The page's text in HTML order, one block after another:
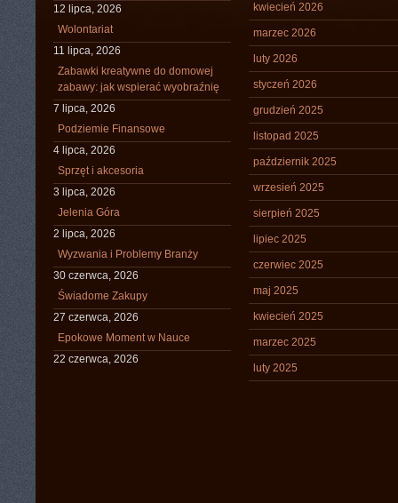
12 lipca, 2026
Wolontariat
11 lipca, 2026
Zabawki kreatywne do domowej
zabawy: jak wspierać wyobraźnię
7 lipca, 2026
Podziemie Finansowe
4 lipca, 2026
Sprzęt i akcesoria
3 lipca, 2026
Jelenia Góra
2 lipca, 2026
Wyzwania i Problemy Branży
30 czerwca, 2026
Świadome Zakupy
27 czerwca, 2026
Epokowe Moment w Nauce
22 czerwca, 2026
kwiecień 2026
marzec 2026
luty 2026
styczeń 2026
grudzień 2025
listopad 2025
październik 2025
wrzesień 2025
sierpień 2025
lipiec 2025
czerwiec 2025
maj 2025
kwiecień 2025
marzec 2025
luty 2025